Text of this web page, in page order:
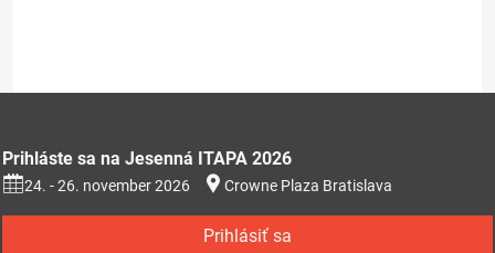
Prihláste sa na Jesenná ITAPA 2026
24. - 26. november 2026 Crowne Plaza Bratislava
Prihlásiť sa